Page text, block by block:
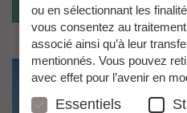
Connexion
ou en sélectionnant les
vous consentez au
associé ainsi qu’à leur
mentionnés. Vous pouvez
avec effet pour l’avenir en
Essentiels